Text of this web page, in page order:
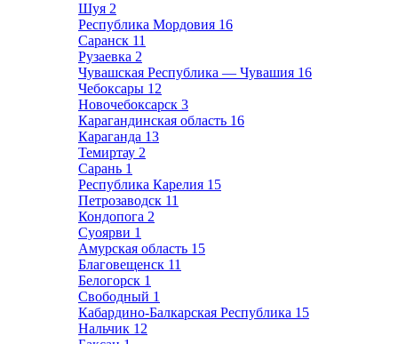
Шуя 2
Республика Мордовия 16
Саранск 11
Рузаевка 2
Чувашская Республика — Чувашия 16
Чебоксары 12
Новочебоксарск 3
Карагандинская область 16
Караганда 13
Темиртау 2
Сарань 1
Республика Карелия 15
Петрозаводск 11
Кондопога 2
Суоярви 1
Амурская область 15
Благовещенск 11
Белогорск 1
Свободный 1
Кабардино-Балкарская Республика 15
Нальчик 12